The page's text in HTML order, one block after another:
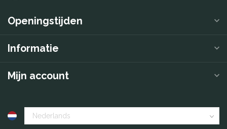
Openingstijden
Informatie
Mijn account